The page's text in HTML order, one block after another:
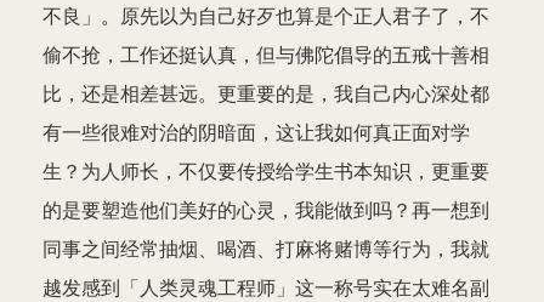
不良」。原先以为自己好歹也算是个正人君子了，不
偷不抢，工作还挺认真，但与佛陀倡导的五戒十善相
比，还是相差甚远。更重要的是，我自己内心深处都
有一些很难对治的阴暗面，这让我如何真正面对学
生？为人师长，不仅要传授给学生书本知识，更重要
的是要塑造他们美好的心灵，我能做到吗？再一想到
同事之间经常抽烟、喝酒、打麻将赌博等行为，我就
越发感到「人类灵魂工程师」这一称号实在太难名副